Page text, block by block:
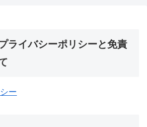
ライバシーポリシーと免責
ー